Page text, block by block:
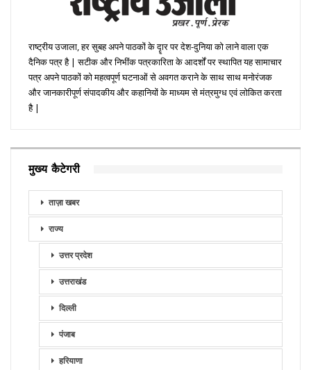
राष्ट्रीय उजाला, हर सुबह अपने पाठकों के दॄार पर देश-दुनिया को लाने वाला एक
दैनिक पत्र है | सटीक और निभींक पत्रकारिता के आदर्शों पर स्थापित यह सामाचार
पत्र अपने पाठकों को महत्वपूर्ण घटनाओं से अवगत कराने के साथ साथ मनोरंजक
और जानकारीपूर्ण संपादकीय और कहानियों के माध्यम से मंत्रमुग्ध एवं लोकित करता
है |
मुख्य कैटेगरी
ताज़ा खबर
राज्य
उत्तर प्रदेश
उत्तराखंड
दिल्ली
पंजाब
हरियाणा